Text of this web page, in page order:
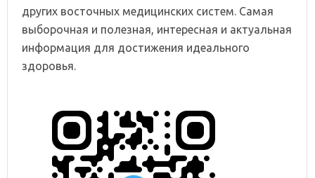
других восточных медицинских систем. Самая
выборочная и полезная, интересная и актуальная
информация для достижения идеального
здоровья.